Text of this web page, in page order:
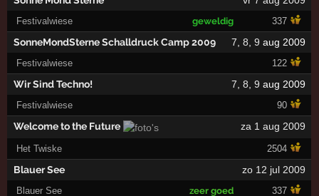
Festivalwiese geweldig 337
SonneMondSterne Schalldruck Camp 2009 7, 8, 9 aug 2009
Festivalwiese 122
Wir Sind Techno! 7, 8, 9 aug 2009
Festivalwiese 90
Welcome to the Future za 1 aug 2009
Het Twiske 2504
Blauer See zo 12 jul 2009
Blauer See zeer goed 337